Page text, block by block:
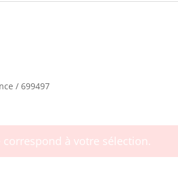
/ 699497
à votre sélection.